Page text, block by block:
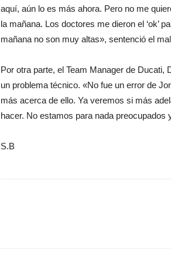
aquí, aún lo es más ahora. Pero no me
la mañana. Los doctores me dieron el ‘ok’
mañana no son muy altas», sentenció el
Por otra parte, el Team Manager de Ducati,
un problema técnico. «No fue un error de
más acerca de ello. Ya veremos si más
hacer. No estamos para nada
S.B